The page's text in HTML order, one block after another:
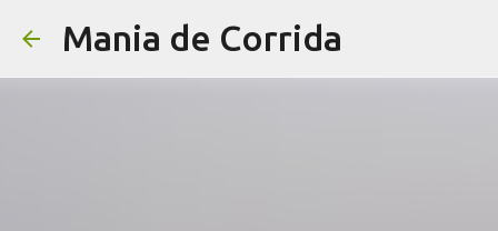
Mania de Corrida